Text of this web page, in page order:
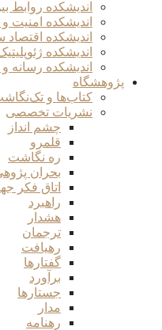
اندیشکده روابط
اندیشکده امنیت
اندیشکده
اندیشکده
اندیشکده رسانه
پژوهشگاه
کتاب‌ها و
نشریات تخصصی
چشم انداز
قلمرو
ره نگاشت
بحران
اتاق فکر
راهبرد
هشدار
ترجمان
رهیافت
گفتارها
برآورد
جستارها
مدار
رهنامه